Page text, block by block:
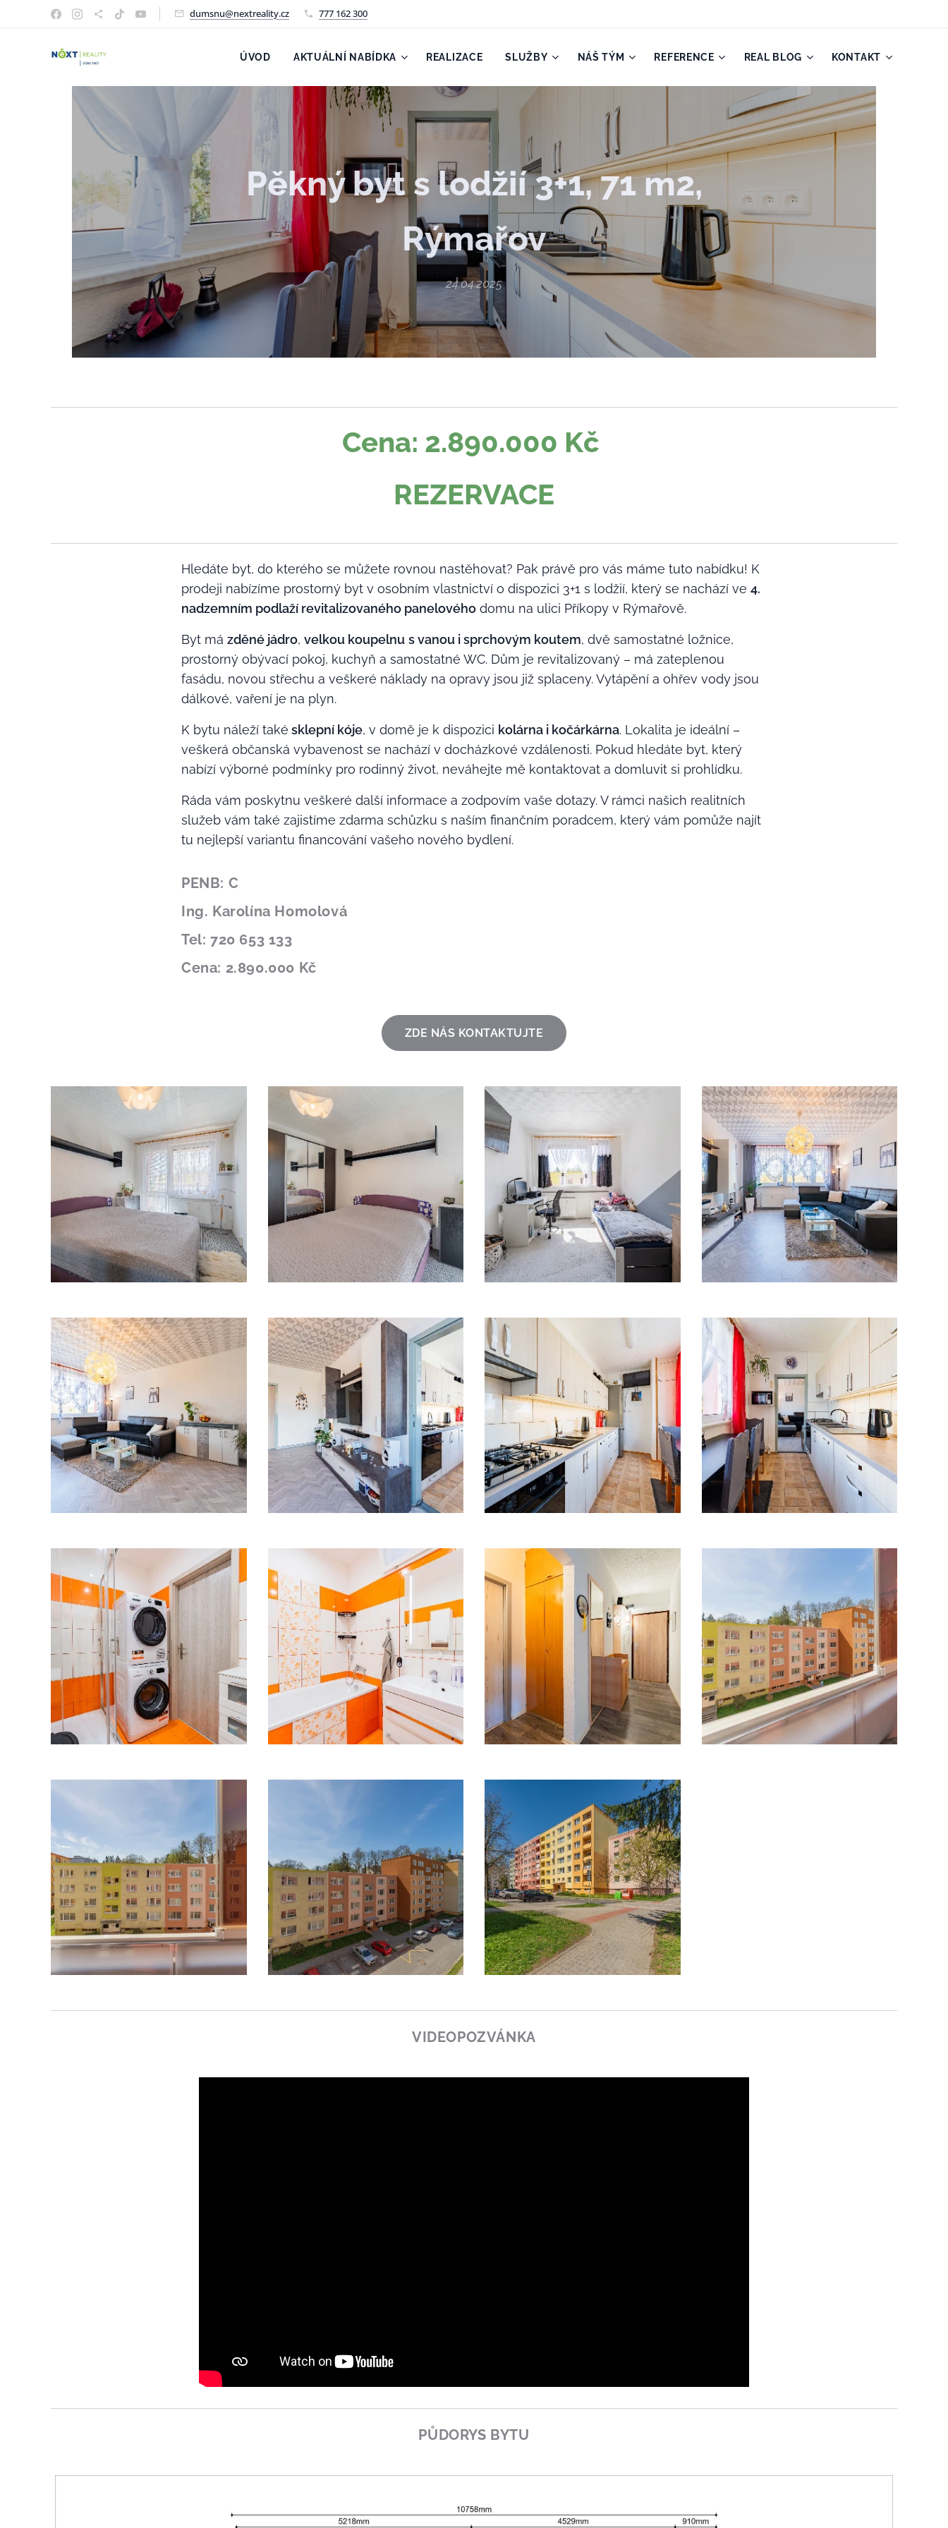
dumsnu@nextreality.cz 777 162 300
ÚVOD AKTUÁLNÍ NABÍDKA REALIZACE SLUŽBY NÁŠ TÝM REFERENCE REAL BLOG KONTAKT
Pěkný byt s lodžií 3+1, 71 m2,
Rýmařov
24.04.2025
Cena: 2.890.000 Kč
REZERVACE
Hledáte byt, do kterého se můžete rovnou nastěhovat? Pak právě pro vás máme tuto nabídku! K
prodeji nabízíme prostorný byt v osobním vlastnictví o dispozici 3+1 s lodžií, který se nachází ve 4.
nadzemním podlaží revitalizovaného panelového domu na ulici Příkopy v Rýmařově.
Byt má zděné jádro, velkou koupelnu s vanou i sprchovým koutem, dvě samostatné ložnice,
prostorný obývací pokoj, kuchyň a samostatné WC. Dům je revitalizovaný – má zateplenou
fasádu, novou střechu a veškeré náklady na opravy jsou již splaceny. Vytápění a ohřev vody jsou
dálkové, vaření je na plyn.
K bytu náleží také sklepní kóje, v domě je k dispozici kolárna i kočárkárna. Lokalita je ideální –
veškerá občanská vybavenost se nachází v docházkové vzdálenosti. Pokud hledáte byt, který
nabízí výborné podmínky pro rodinný život, neváhejte mě kontaktovat a domluvit si prohlídku.
Ráda vám poskytnu veškeré další informace a zodpovím vaše dotazy. V rámci našich realitních
služeb vám také zajistíme zdarma schůzku s naším finančním poradcem, který vám pomůže najít
tu nejlepší variantu financování vašeho nového bydlení.
PENB: C
Ing. Karolína Homolová
Tel: 720 653 133
Cena: 2.890.000 Kč
ZDE NÁS KONTAKTUJTE
VIDEOPOZVÁNKA
PŮDORYS BYTU